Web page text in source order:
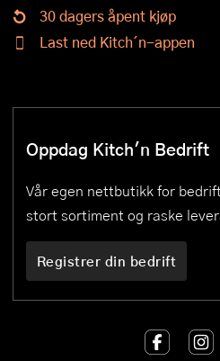
30 dagers åpent kjøp
Last ned Kitch´n-appen
Oppdag Kitch'n Bedrift
Vår egen nettbutikk for
stort sortiment og raske
Registrer din bedrift